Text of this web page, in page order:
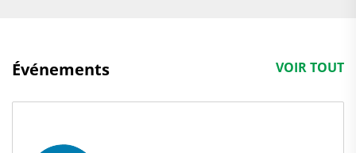
Événements VOIR TOUT